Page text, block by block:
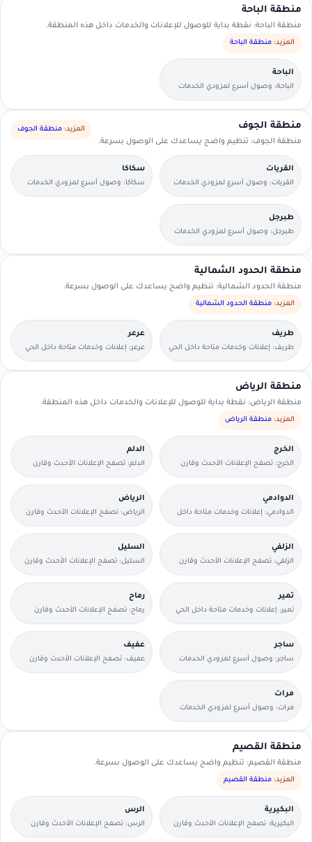
منطقة الباحة
منطقة الباحة: نقطة بداية للوصول للإعلانات والخدمات داخل هذه المنطقة.
المزيد: منطقة الباحة
الباحة
الباحة: وصول أسرع لمزودي الخدمات
القريبين منك.
منطقة الجوف
منطقة الجوف: تنظيم واضح يساعدك على الوصول بسرعة.
المزيد: منطقة الجوف
القريات
القريات: وصول أسرع لمزودي الخدمات
القريبين منك.
سكاكا
سكاكا: وصول أسرع لمزودي الخدمات
القريبين منك.
طبرجل
طبرجل: وصول أسرع لمزودي الخدمات
القريبين منك.
منطقة الحدود الشمالية
منطقة الحدود الشمالية: تنظيم واضح يساعدك على الوصول بسرعة.
المزيد: منطقة الحدود الشمالية
طريف
طريف: إعلانات وخدمات متاحة داخل الحي
مع وسائل تواصل مباشرة.
عرعر
عرعر: إعلانات وخدمات متاحة داخل الحي
مع وسائل تواصل مباشرة.
منطقة الرياض
منطقة الرياض: نقطة بداية للوصول للإعلانات والخدمات داخل هذه المنطقة.
المزيد: منطقة الرياض
الخرج
الخرج: تصفح الإعلانات الأحدث وقارن
التفاصيل بسرعة.
الدلم
الدلم: تصفح الإعلانات الأحدث وقارن
التفاصيل بسرعة.
الدوادمي
الدوادمي: إعلانات وخدمات متاحة داخل
الحي مع وسائل تواصل مباشرة.
الرياض
الرياض: تصفح الإعلانات الأحدث وقارن
التفاصيل بسرعة.
الزلفي
الزلفي: تصفح الإعلانات الأحدث وقارن
التفاصيل بسرعة.
السليل
السليل: تصفح الإعلانات الأحدث وقارن
التفاصيل بسرعة.
تمير
تمير: إعلانات وخدمات متاحة داخل الحي
مع وسائل تواصل مباشرة.
رماح
رماح: تصفح الإعلانات الأحدث وقارن
التفاصيل بسرعة.
ساجر
ساجر: وصول أسرع لمزودي الخدمات
القريبين منك.
عفيف
عفيف: تصفح الإعلانات الأحدث وقارن
التفاصيل بسرعة.
مرات
مرات: وصول أسرع لمزودي الخدمات
القريبين منك.
منطقة القصيم
منطقة القصيم: تنظيم واضح يساعدك على الوصول بسرعة.
المزيد: منطقة القصيم
البكيرية
البكيرية: تصفح الإعلانات الأحدث وقارن
التفاصيل بسرعة.
الرس
الرس: تصفح الإعلانات الأحدث وقارن
التفاصيل بسرعة.